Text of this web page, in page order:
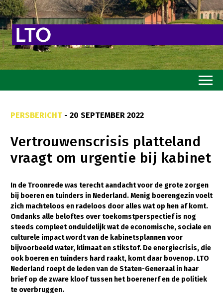
Goed eten
Mooi groen
Sterk ondernemerschap
Transitiepaden
Thema’s
Gezonde planten
Gezonde dieren
Natuur, klimaat en energie
PERSBERICHT - 20 SEPTEMBER 2022
Vertrouwenscrisis platteland
vraagt om urgentie bij kabinet
In de Troonrede was terecht aandacht voor de grote zorgen
bij boeren en tuinders in Nederland. Menig boerengezin voelt
zich machteloos en radeloos door alles wat op hen af komt.
Ondanks alle beloftes over toekomstperspectief is nog
steeds compleet onduidelijk wat de economische, sociale en
culturele impact wordt van de kabinetsplannen voor
bijvoorbeeld water, klimaat en stikstof. De energiecrisis, die
ook boeren en tuinders hard raakt, komt daar bovenop. LTO
Nederland roept de leden van de Staten-Generaal in haar
brief op de zware kloof tussen het boerenerf en de politiek
te overbruggen.